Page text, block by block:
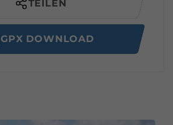
TEILEN
GPX DOWNLOAD